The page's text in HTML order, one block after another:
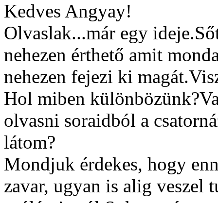
Kedves Angyay!
Olvaslak...már egy
nehezen érthető amit
nehezen fejezi ki
Hol miben
olvasni soraidból a
látom?
Mondjuk érdekes, hogy
zavar, ugyan is alig veszel